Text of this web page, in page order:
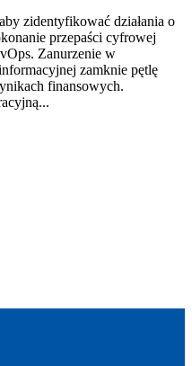
zidentyfikować działania o
przepaści cyfrowej
Zanurzenie w
zamknie pętlę
finansowych.